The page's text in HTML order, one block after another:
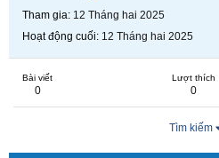
Tham gia 12 Tháng hai 2025
Hoạt động cuối 12 Tháng hai 2025
Bài viết
0
Lượt thích
0
Tìm kiếm